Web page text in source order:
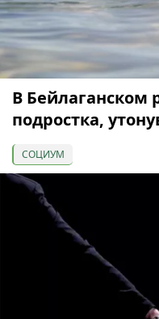
В Бейлаганском
подростка,
СОЦИУМ